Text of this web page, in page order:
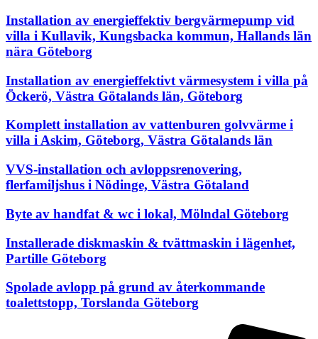
Installation av energieffektiv bergvärmepump vid
villa i Kullavik, Kungsbacka kommun, Hallands län
nära Göteborg
Installation av energieffektivt värmesystem i villa på
Öckerö, Västra Götalands län, Göteborg
Komplett installation av vattenburen golvvärme i
villa i Askim, Göteborg, Västra Götalands län
VVS-installation och avloppsrenovering,
flerfamiljshus i Nödinge, Västra Götaland
Byte av handfat & wc i lokal, Mölndal Göteborg
Installerade diskmaskin & tvättmaskin i lägenhet,
Partille Göteborg
Spolade avlopp på grund av återkommande
toalettstopp, Torslanda Göteborg